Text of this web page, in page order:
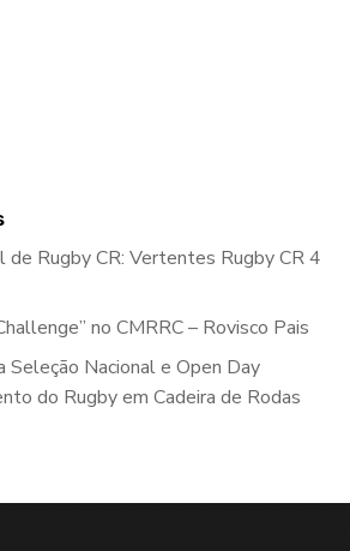
de Rugby CR: Vertentes Rugby CR 4
no CMRRC – Rovisco Pais
Seleção Nacional e Open Day
do Rugby em Cadeira de Rodas